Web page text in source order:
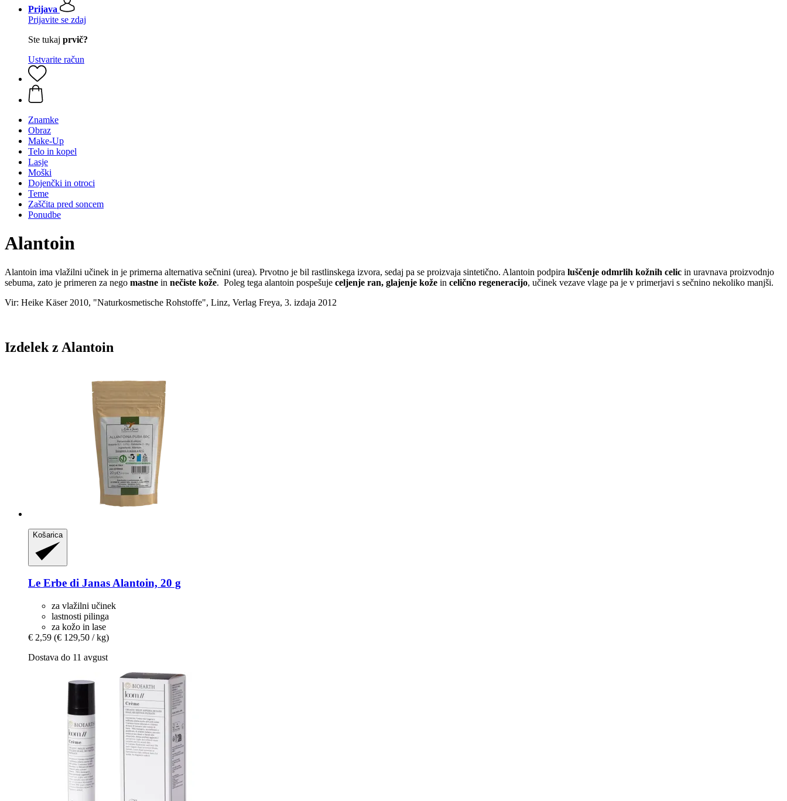
Prijava
Prijavite se zdaj
Ste tukaj prvič?
Ustvarite račun
Znamke
Obraz
Make-Up
Telo in kopel
Lasje
Moški
Dojenčki in otroci
Teme
Zaščita pred soncem
Ponudbe
Alantoin
Alantoin ima vlažilni učinek in je primerna alternativa sečnini (urea). Prvotno je bil rastlinskega izvora, sedaj pa se proizvaja sintetično. Alantoin podpira luščenje odmrlih kožnih celic in uravnava proizvodnjo
sebuma, zato je primeren za nego mastne in nečiste kože. Poleg tega alantoin pospešuje celjenje ran, glajenje kože in celično regeneracijo, učinek vezave vlage pa je v primerjavi s sečnino nekoliko manjši.
Vir: Heike Käser 2010, "Naturkosmetische Rohstoffe", Linz, Verlag Freya, 3. izdaja 2012
Izdelek z Alantoin
Košarica
Le Erbe di JanasAlantoin, 20 g
za vlažilni učinek
lastnosti pilinga
za kožo in lase
€ 2,59 (€ 129,50 / kg)
Dostava do 11 avgust